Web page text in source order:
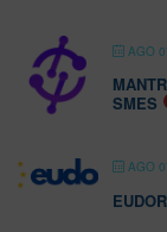
AGO
SMES
AGO